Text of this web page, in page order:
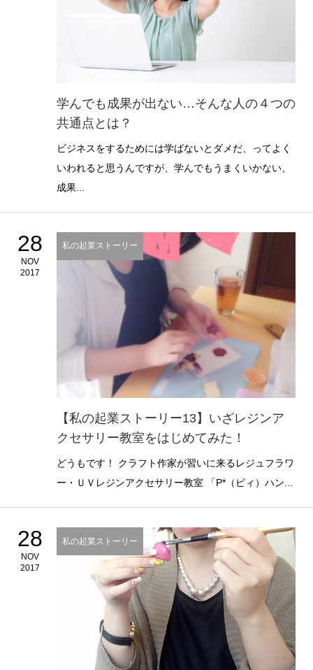
学んでも成果が出ない…そんな人の４つの
共通点とは？
ビジネスをするためには学ばないとダメだ、ってよく
いわれると思うんですが、学んでもうまくいかない、
成果...
28
NOV
2017
私の起業ストーリー
【私の起業ストーリー13】いざレジンア
クセサリー教室をはじめてみた！
どうもです！ クラフト作家が習いに来るレジュフラワ
ー・ＵＶレジンアクセサリー教室 「P*（ピィ）ハン...
28
NOV
2017
私の起業ストーリー